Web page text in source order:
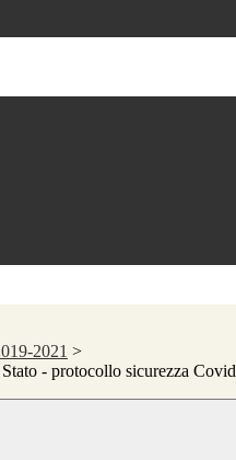
2021 >
- protocollo sicurezza Covid